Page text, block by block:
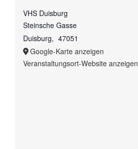
VHS Duisburg
Steinsche Gasse
Duisburg, 47051
Google-Karte anzeigen
Veranstaltungsort-Website anzeigen